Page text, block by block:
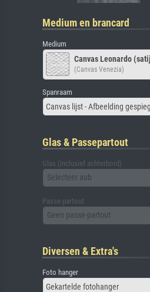
Medium en brancard
Medium
Canvas Leonardo
(Canvas Venezia)
Spanraam
Glas & Passepartout
Glas (inclusief achterbord)
Selecteer aub
Passe-partout
Geen passe-partout
Diversen & Extra's
Foto hanger
Gekartelde fotohanger